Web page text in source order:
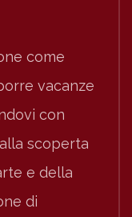
come
vacanze
con
scoperta
e della
di